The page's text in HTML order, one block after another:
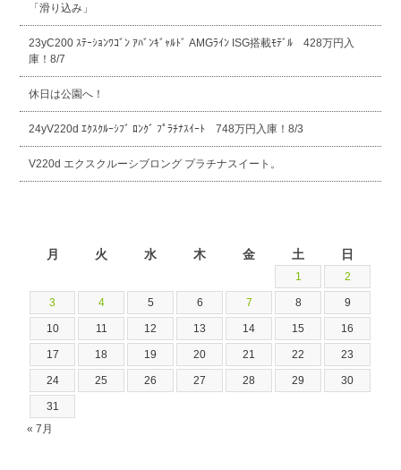
「滑り込み」
23yC200 ｽﾃｰｼｮﾝﾜｺﾞﾝ ｱﾊﾞﾝｷﾞｬﾙﾄﾞ AMGﾗｲﾝ ISG搭載ﾓﾃﾞﾙ 428万円入
庫！8/7
休日は公園へ！
24yV220d ｴｸｽｸﾙｰｼﾌﾞ ﾛﾝｸﾞ ﾌﾟﾗﾁﾅｽｲｰﾄ 748万円入庫！8/3
V220d エクスクルーシブロング プラチナスイート。
月 火 水 木 金 土 日
1 2
3 4 5 6 7 8 9
10 11 12 13 14 15 16
17 18 19 20 21 22 23
24 25 26 27 28 29 30
31
« 7月